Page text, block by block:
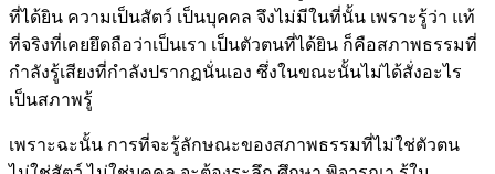
ที่ได้ยิน ความเป็นสัตว์ เป็นบุคคล จึงไม่มีในที่นั้น เพราะรู้ว่า แท้
ที่จริงที่เคยยึดถือว่าเป็นเรา เป็นตัวตนที่ได้ยิน ก็คือสภาพธรรมที่
กำลังรู้เสียงที่กำลังปรากฏนั่นเอง ซึ่งในขณะนั้นไม่ได้สั่งอะไร
เป็นสภาพรู้
เพราะฉะนั้น การที่จะรู้ลักษณะของสภาพธรรมที่ไม่ใช่ตัวตน